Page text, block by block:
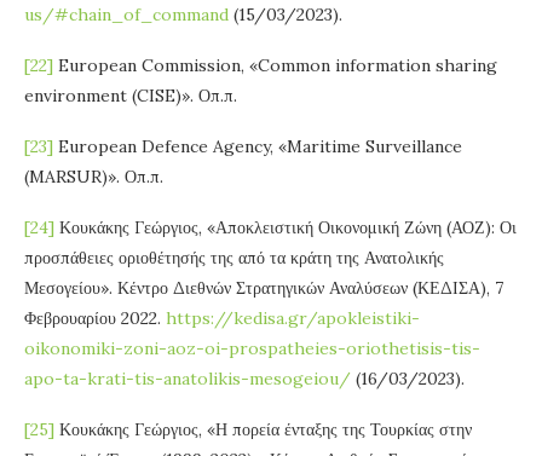
us/#chain_of_command (15/03/2023).
[22] European Commission, «Common information sharing
environment (CISE)». Οπ.π.
[23] European Defence Agency, «Maritime Surveillance
(MARSUR)». Οπ.π.
[24] Κουκάκης Γεώργιος, «Αποκλειστική Οικονομική Ζώνη (ΑΟΖ): Οι
προσπάθειες οριοθέτησής της από τα κράτη της Ανατολικής
Μεσογείου». Κέντρο Διεθνών Στρατηγικών Αναλύσεων (ΚΕΔΙΣΑ), 7
Φεβρουαρίου 2022. https://kedisa.gr/apokleistiki-
oikonomiki-zoni-aoz-oi-prospatheies-oriothetisis-tis-
apo-ta-krati-tis-anatolikis-mesogeiou/ (16/03/2023).
[25] Κουκάκης Γεώργιος, «Η πορεία ένταξης της Τουρκίας στην